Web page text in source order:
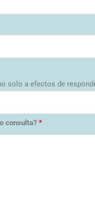
solo a efectos de
consulta? *